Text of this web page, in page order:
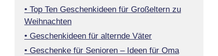
• Top Ten Geschenkideen für Großeltern zu
Weihnachten
• Geschenkideen für alternde Väter
• Geschenke für Senioren – Ideen für Oma